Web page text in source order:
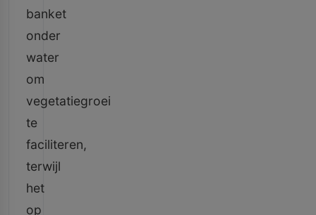
banket
onder
water
om
vegetatiegroei
te
faciliteren,
terwijl
het
op